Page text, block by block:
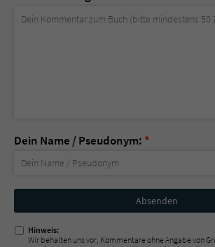
Dein Name / Pseudonym: *
Nicht
ausfüllen!
Hinweis:
Wir behalten uns vor, Kommentare ohne Angabe von